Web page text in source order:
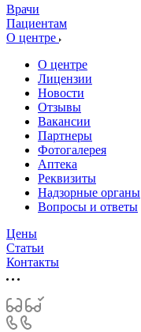
Врачи
Пациентам
О центре
О центре
Лицензии
Новости
Отзывы
Вакансии
Партнеры
Фотогалерея
Аптека
Реквизиты
Надзорные органы
Вопросы и ответы
Цены
Статьи
Контакты